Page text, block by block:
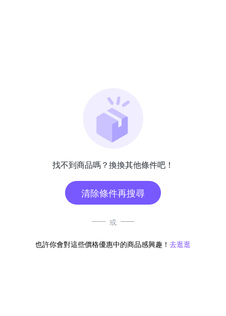
找不到商品嗎？換換其他條件吧！
清除條件再搜尋
或
也許你會對這些價格優惠中的商品感興趣！ 去逛逛